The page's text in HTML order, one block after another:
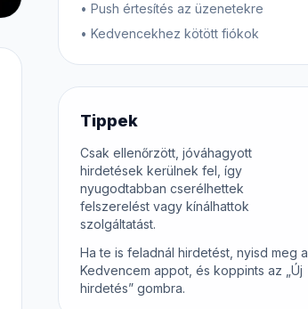
• Push értesítés az üzenetekre
• Kedvencekhez kötött fiókok
Tippek
Csak ellenőrzött, jóváhagyott
hirdetések kerülnek fel, így
nyugodtabban cserélhettek
felszerelést vagy kínálhattok
szolgáltatást.
Ha te is feladnál hirdetést, nyisd meg a
Kedvencem appot, és koppints az „Új
hirdetés” gombra.